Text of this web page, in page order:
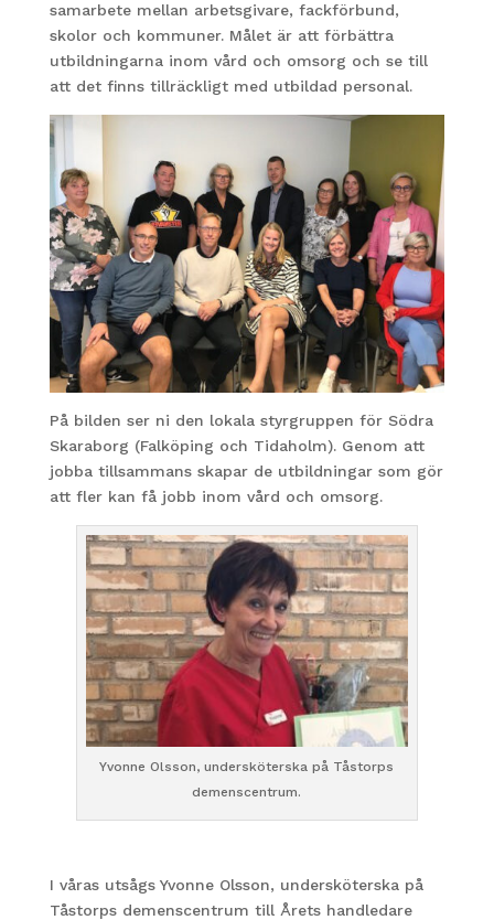
samarbete mellan arbetsgivare, fackförbund,
skolor och kommuner. Målet är att förbättra
utbildningarna inom vård och omsorg och se till
att det finns tillräckligt med utbildad personal.
På bilden ser ni den lokala styrgruppen för Södra
Skaraborg (Falköping och Tidaholm). Genom att
jobba tillsammans skapar de utbildningar som gör
att fler kan få jobb inom vård och omsorg.
Yvonne Olsson, undersköterska på Tåstorps
demenscentrum.
I våras utsågs Yvonne Olsson, undersköterska på
Tåstorps demenscentrum till Årets handledare